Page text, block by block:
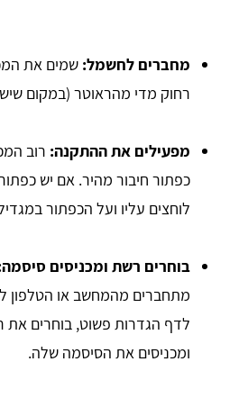
מחברים לחשמל: שמים את
רחוק מדי מהראוטר (במקום שיש
מפעילים את ההתקנה: רוב
לוחצים עליו ועל הכפתור
בוחרים רשת ומכניסים
מתחברים מהמחשב או הטלפון
ומכניסים את הסיסמה שלה.